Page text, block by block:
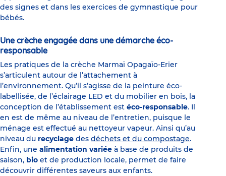
des signes et dans les exercices de gymnastique pour
bébés.
Une crèche engagée dans une démarche éco-
responsable
Les pratiques de la crèche Marmaï Opagaïo-Erier
s’articulent autour de l’attachement à
l’environnement. Qu’il s’agisse de la peinture éco-
labellisée, de l’éclairage LED et du mobilier en bois, la
conception de l’établissement est éco-responsable. Il
en est de même au niveau de l’entretien, puisque le
ménage est effectué au nettoyeur vapeur. Ainsi qu’au
niveau du recyclage des déchets et du compostage.
Enfin, une alimentation variée à base de produits de
saison, bio et de production locale, permet de faire
découvrir différentes saveurs aux enfants.